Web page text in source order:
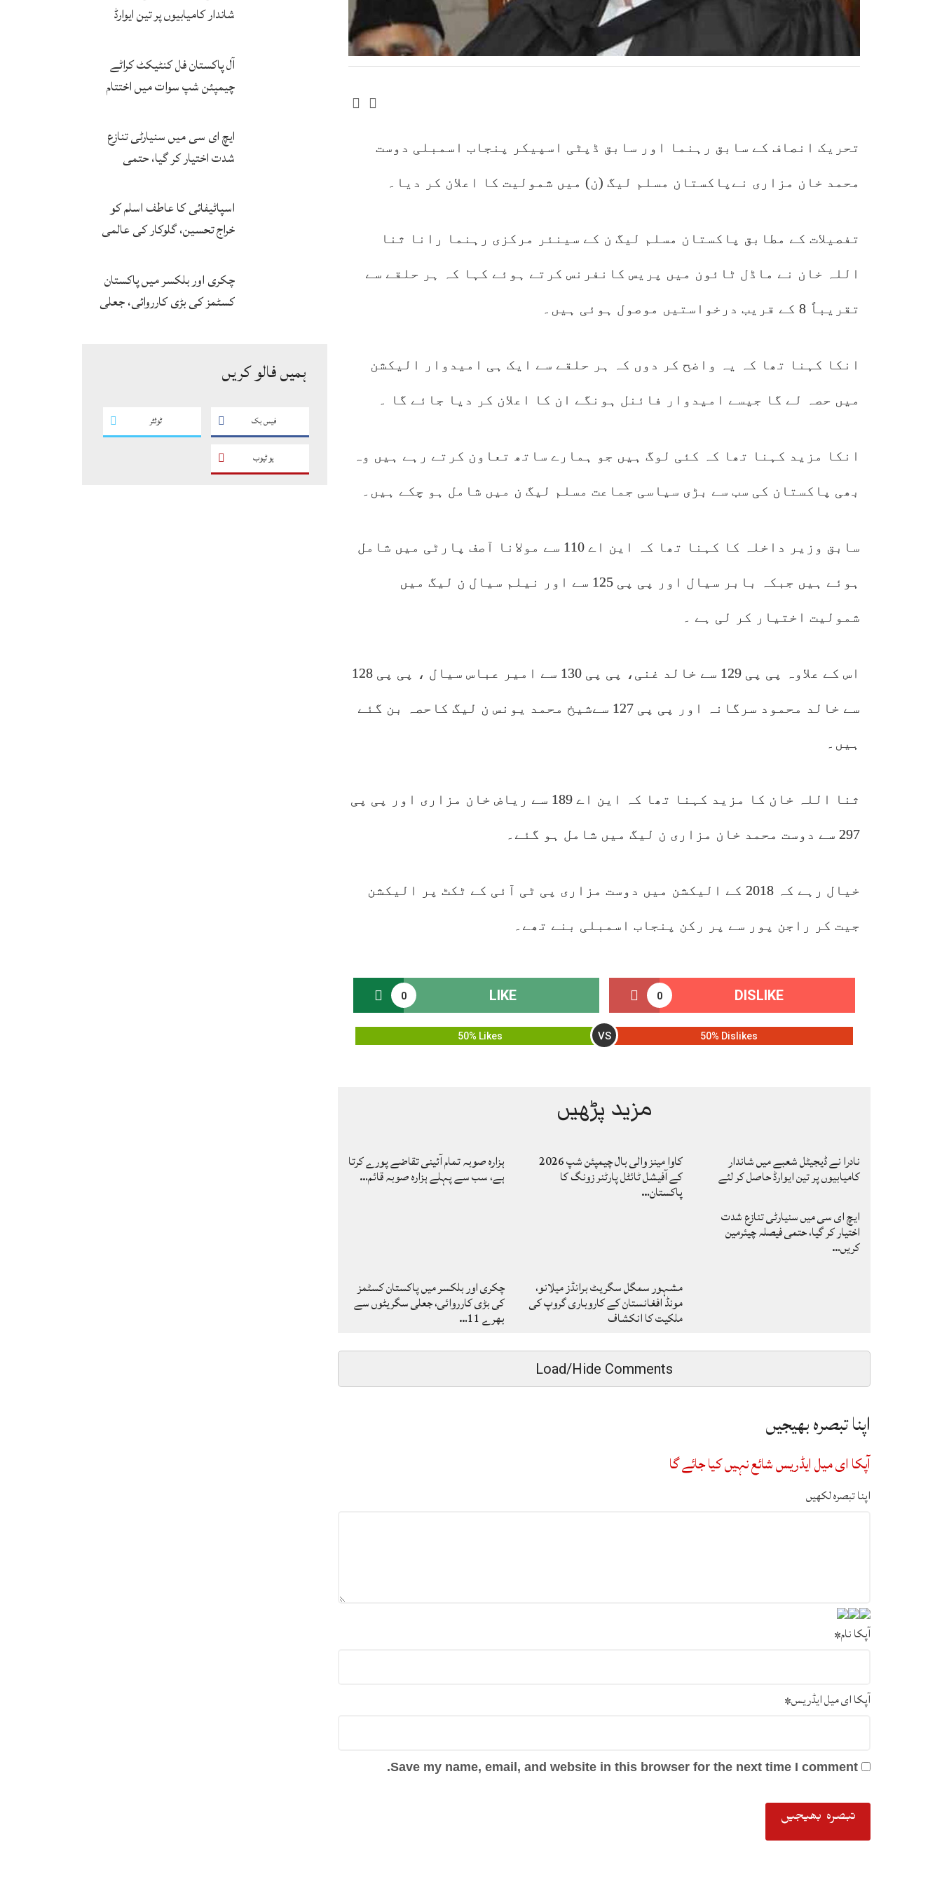
شاندار کامیابیوں پر تین ایوارڈ
آل پاکستان فل کنٹیکٹ کراٹے
چیمپئن شپ سوات میں اختتام
ایچ ای سی میں سنیارٹی تنازع
شدت اختیار کر گیا، حتمی
اسپاٹیفائی کا عاطف اسلم کو
خراج تحسین، گلوکار کی عالمی
چکری اور بلکسر میں پاکستان
کسٹمز کی بڑی کارروائی، جعلی
ہمیں فالو کریں
فیس بک ٹوئٹر
یو ٹیوب
تحریک انصاف کے سابق رہنما اور سابق ڈپٹی اسپیکر پنجاب اسمبلی دوست
محمد خان مزاری نےپاکستان مسلم لیگ (ن) میں شمولیت کا اعلان کر دیا۔
تفصیلات کے مطابق پاکستان مسلم لیگ ن کے سینئر مرکزی رہنما رانا ثنا
اللہ خان نے ماڈل ٹائون میں پریس کانفرنس کرتے ہوئے کہا کہ ہر حلقے سے
تقریباً 8 کے قریب درخواستیں موصول ہوئی ہیں۔
انکا کہنا تھا کہ یہ واضح کر دوں کہ ہر حلقے سے ایک ہی امیدوار الیکشن
میں حصہ لے گا جیسے امیدوار فائنل ہونگے ان کا اعلان کر دیا جائے گا ۔
انکا مزید کہنا تھا کہ کئی لوگ ہیں جو ہمارے ساتھ تعاون کرتے رہے ہیں وہ
بھی پاکستان کی سب سے بڑی سیاسی جماعت مسلم لیگ ن میں شامل ہو چکے ہیں۔
سابق وزیر داخلہ کا کہنا تھا کہ این اے 110 سے مولانا آصف پارٹی میں شامل
ہوئے ہیں جبکہ بابر سیال اور پی پی 125 سے اور نیلم سیال ن لیگ میں
شمولیت اختیار کر لی ہے ۔
اس کے علاوہ پی پی 129 سے خالد غنی، پی پی 130 سے امیر عباس سیال ، پی پی 128
سے خالد محمود سرگانہ اور پی پی 127 سےشیخ محمد یونس ن لیگ کاحصہ بن گئے
ہیں۔
ثنا اللہ خان کا مزید کہنا تھا کہ این اے 189 سے ریاض خان مزاری اور پی پی
297 سے دوست محمد خان مزاری ن لیگ میں شامل ہو گئے۔
خیال رہے کہ 2018 کے الیکشن میں دوست مزاری پی ٹی آئی کے ٹکٹ پر الیکشن
جیت کر راجن پور سے پر رکن پنجاب اسمبلی بنے تھے۔
0 LIKE 0 DISLIKE
50% Likes VS 50% Dislikes
مزید پڑھیں
ہزارہ صوبہ تمام آئینی تقاضے پورے کرتا
ہے، سب سے پہلے ہزارہ صوبہ قائم…
کاوا مینز والی بال چیمپئن شپ 2026
کے آفیشل ٹائٹل پارٹنر زونگ کا
پاکستان…
نادرا نے ڈیجیٹل شعبے میں شاندار
کامیابیوں پر تین ایوارڈ حاصل کر لئے
ایچ ای سی میں سنیارٹی تنازع شدت
اختیار کر گیا، حتمی فیصلہ چیئرمین
کریں…
چکری اور بلکسر میں پاکستان کسٹمز
کی بڑی کارروائی، جعلی سگریٹوں سے
بھرے 11…
مشہور سمگل سگریٹ برانڈز میلانو،
مونڈ افغانستان کے کاروباری گروپ کی
ملکیت کا انکشاف
Load/Hide Comments
اپنا تبصرہ بھیجیں
آپکا ای میل ایڈریس شائع نہیں کیا جائے گا
اپنا تبصرہ لکھیں
آپکا نام*
آپکا ای میل ایڈریس*
Save my name, email, and website in this browser for the next time I comment.